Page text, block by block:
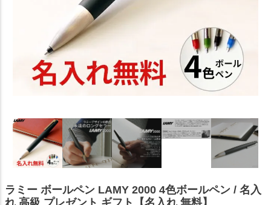
ラミー ボールペン LAMY 2000 4色ボールペン / 名入
れ 高級 プレゼント ギフト【名入れ 無料】